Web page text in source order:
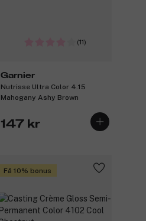
(11)
Garnier
Nutrisse Ultra Color 4.15
Mahogany Ashy Brown
147 kr
Få 10% bonus